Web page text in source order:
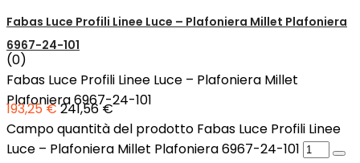
Fabas Luce Profili Linee Luce – Plafoniera Millet Plafoniera
6967-24-101
(0)
Fabas Luce Profili Linee Luce – Plafoniera Millet
Plafoniera 6967-24-101
193,25 € 241,56 €
Campo quantità del prodotto Fabas Luce Profili Linee
Luce – Plafoniera Millet Plafoniera 6967-24-101